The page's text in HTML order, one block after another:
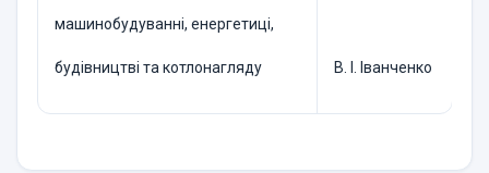
машинобудуванні, енергетиці,
будівництві та котлонагляду В. І. Іванченко